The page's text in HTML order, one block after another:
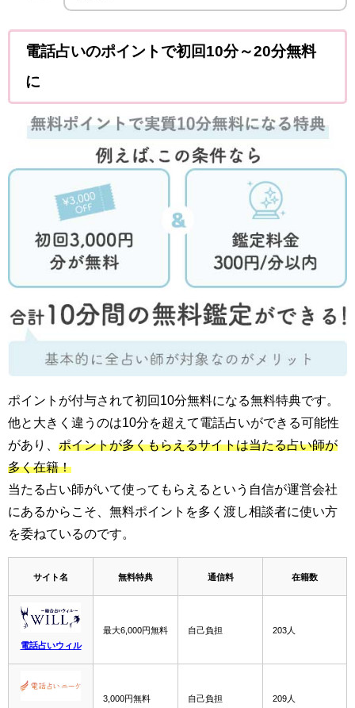
電話占いのポイントで初回10分～20分無料
に
ポイントが付与されて初回10分無料になる無料特典です。
他と大きく違うのは10分を超えて電話占いができる可能性
があり、 ポイントが多くもらえるサイトは当たる占い師が
多く在籍！
当たる占い師がいて使ってもらえるという自信が運営会社
にあるからこそ、無料ポイントを多く渡し相談者に使い方
を委ねているのです。
サイト名 無料特典 通信料 在籍数
電話占いウィル
最大6,000円無料 自己負担 203人
3,000円無料 自己負担 209人